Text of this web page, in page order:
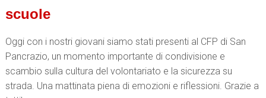
scuole
Oggi con i nostri giovani siamo stati presenti al CFP di San
Pancrazio, un momento importante di condivisione e
scambio sulla cultura del volontariato e la sicurezza su
strada. Una mattinata piena di emozioni e riflessioni. Grazie a